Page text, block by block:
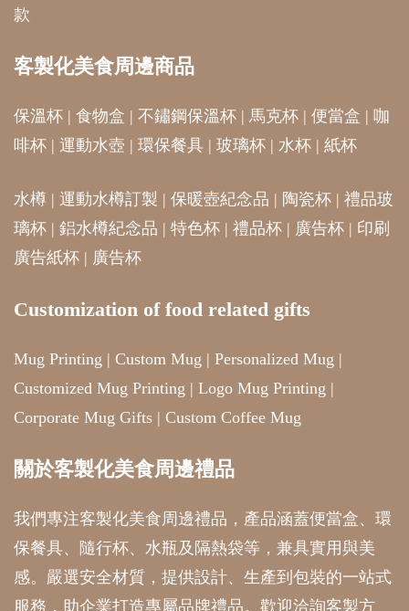
款
客製化美食周邊商品
保溫杯 | 食物盒 | 不鏽鋼保溫杯 | 馬克杯 | 便當盒 | 咖
啡杯 | 運動水壺 | 環保餐具 | 玻璃杯 | 水杯 | 紙杯
水樽 | 運動水樽訂製 | 保暖壺紀念品 | 陶瓷杯 | 禮品玻
璃杯 | 鋁水樽紀念品 | 特色杯 | 禮品杯 | 廣告杯 | 印刷
廣告紙杯 | 廣告杯
Customization of food related gifts
Mug Printing | Custom Mug | Personalized Mug |
Customized Mug Printing | Logo Mug Printing |
Corporate Mug Gifts | Custom Coffee Mug
關於客製化美食周邊禮品
我們專注客製化美食周邊禮品，產品涵蓋便當盒、環
保餐具、隨行杯、水瓶及隔熱袋等，兼具實用與美
感。嚴選安全材質，提供設計、生產到包裝的一站式
服務，助企業打造專屬品牌禮品。歡迎洽詢客製方